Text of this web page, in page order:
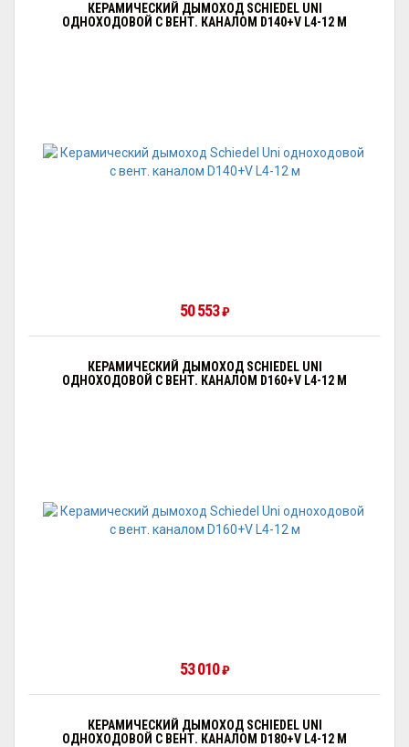
КЕРАМИЧЕСКИЙ ДЫМОХОД SCHIEDEL UNI
ОДНОХОДОВОЙ С ВЕНТ. КАНАЛОМ D140+V L4-12 М
50 553₽
КЕРАМИЧЕСКИЙ ДЫМОХОД SCHIEDEL UNI
ОДНОХОДОВОЙ С ВЕНТ. КАНАЛОМ D160+V L4-12 М
53 010₽
КЕРАМИЧЕСКИЙ ДЫМОХОД SCHIEDEL UNI
ОДНОХОДОВОЙ С ВЕНТ. КАНАЛОМ D180+V L4-12 М